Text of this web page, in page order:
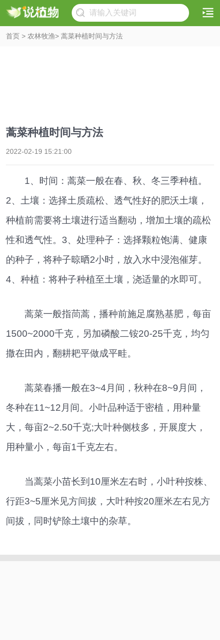
首页 > 农林牧渔> 蒿菜种植时间与方法
蒿菜种植时间与方法
2022-02-19 15:21:00
1、时间：蒿菜一般在春、秋、冬三季种植。
2、土壤：选择土质疏松、透气性好的肥沃土壤，
种植前需要将土壤进行适当翻动，增加土壤的疏松
性和透气性。3、处理种子：选择颗粒饱满、健康
的种子，将种子晾晒2小时，放入水中浸泡催芽。
4、种植：将种子种植至土壤，浇适量的水即可。
蒿菜一般指茼蒿，播种前施足腐熟基肥，每亩
1500~2000千克，另加磷酸二铵20-25千克，均匀
撒在田内，翻耕耙平做成平畦。
蒿菜春播一般在3~4月间，秋种在8~9月间，
冬种在11~12月间。小叶品种适于密植，用种量
大，每亩2~2.50千克;大叶种侧枝多，开展度大，
用种量小，每亩1千克左右。
当蒿菜小苗长到10厘米左右时，小叶种按株、
行距3~5厘米见方间拔，大叶种按20厘米左右见方
间拔，同时铲除土壤中的杂草。